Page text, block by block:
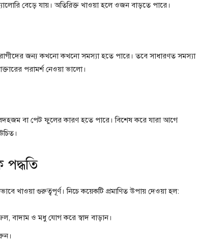
বেড়ে যায়। অতিরিক্ত খাওয়া হলে ওজন বাড়তে পারে।
জন্য কখনো কখনো সমস্যা হতে পারে। তবে সাধারণত সমস্যা
পরামর্শ নেওয়া ভালো।
বা পেট ফুলের কারণ হতে পারে। বিশেষ করে যারা আগে
পদ্ধতি
খাওয়া গুরুত্বপূর্ণ। নিচে কয়েকটি প্রমাণিত উপায় দেওয়া হল:
বাদাম ও মধু যোগ করে স্বাদ বাড়ান।